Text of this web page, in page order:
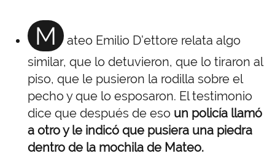
M
ateo Emilio D’ettore relata algo
similar, que lo detuvieron, que lo tiraron al
piso, que le pusieron la rodilla sobre el
pecho y que lo esposaron. El testimonio
dice que después de eso un policía llamó
a otro y le indicó que pusiera una piedra
dentro de la mochila de Mateo.